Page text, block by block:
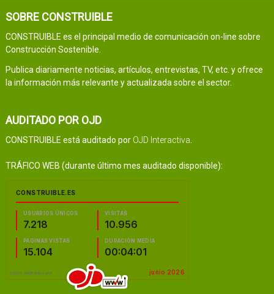
SOBRE CONSTRUIBLE
CONSTRUIBLE es el principal medio de comunicación on-line sobre
Construcción Sostenible.
Publica diariamente noticias, artículos, entrevistas, TV, etc. y ofrece
la información más relevante y actualizada sobre el sector.
AUDITADO POR OJD
CONSTRUIBLE está auditado por OJD Interactiva.
TRÁFICO WEB (durante último mes auditado disponible):